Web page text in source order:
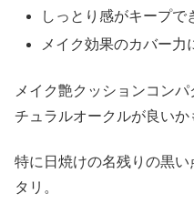
しっとり感がキープで
メイク効果のカバー力
メイク艶クッションコン
チュラルオークルが良いか
特に日焼けの名残りの黒
タリ。